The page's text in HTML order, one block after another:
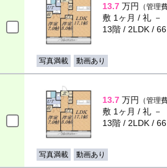
13.7 万円 （管理
敷 1ヶ月 / 礼 －
13階 / 2LDK /
写真満載 動画あり
13.7 万円 （管理
敷 1ヶ月 / 礼 －
13階 / 2LDK /
写真満載 動画あり